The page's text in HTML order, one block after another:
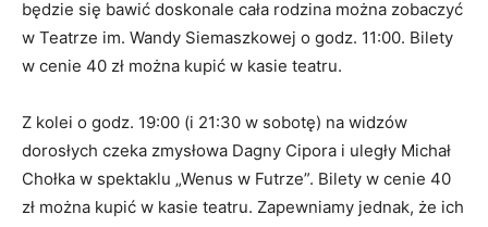
będzie się bawić doskonale cała rodzina można zobaczyć
w Teatrze im. Wandy Siemaszkowej o godz. 11:00. Bilety
w cenie 40 zł można kupić w kasie teatru.
Z kolei o godz. 19:00 (i 21:30 w sobotę) na widzów
dorosłych czeka zmysłowa Dagny Cipora i uległy Michał
Chołka w spektaklu „Wenus w Futrze”. Bilety w cenie 40
zł można kupić w kasie teatru. Zapewniamy jednak, że ich